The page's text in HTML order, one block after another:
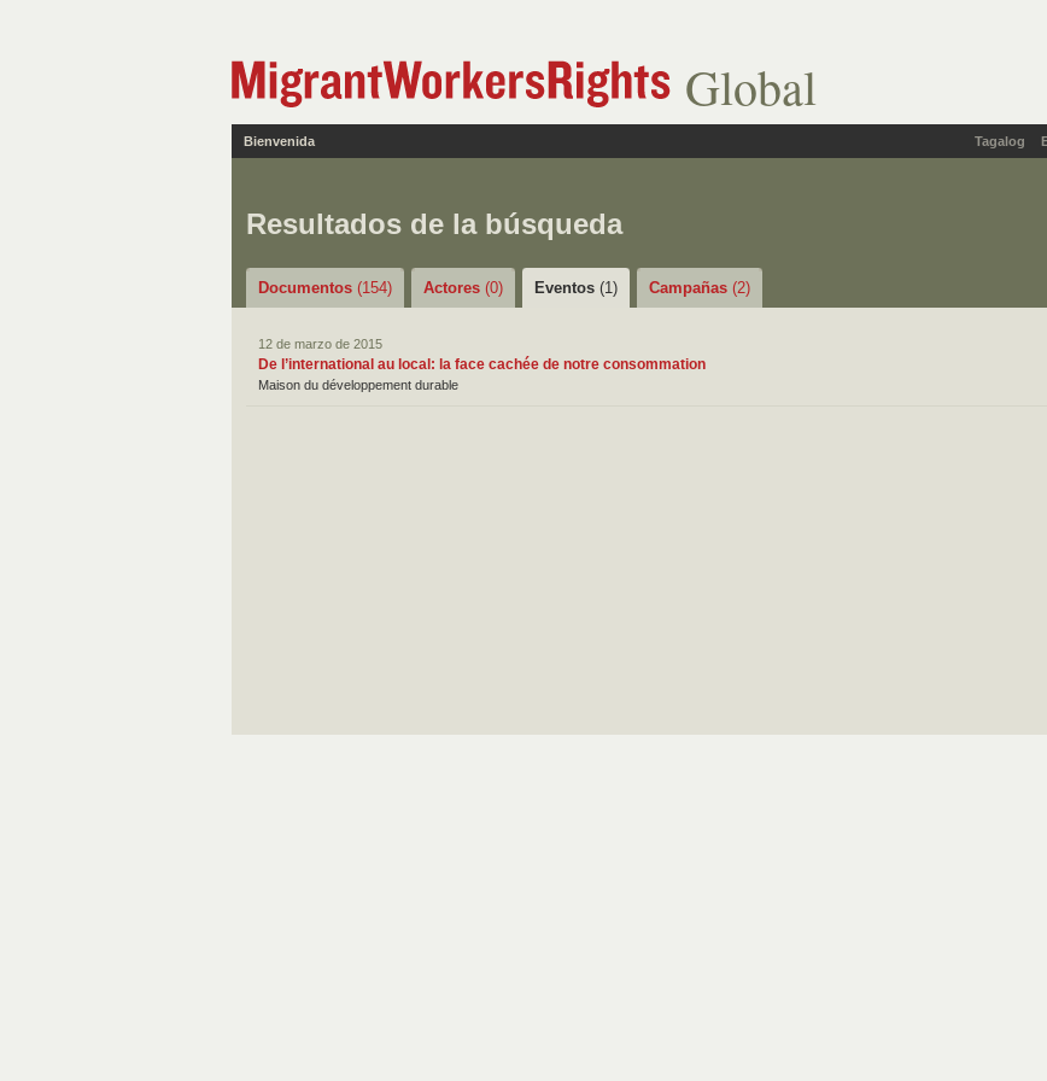
Global
Tagalog
Bienvenida
Resultados de la búsqueda
Documentos (154) Actores (0) Eventos (1) Campañas (2)
12 de marzo de 2015
De l’international au local: la face cachée de notre consommation
Maison du développement durable